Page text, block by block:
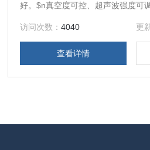
好。$n真空度可控、超声波强度可
好。
访问次数：4040 更
查看详情